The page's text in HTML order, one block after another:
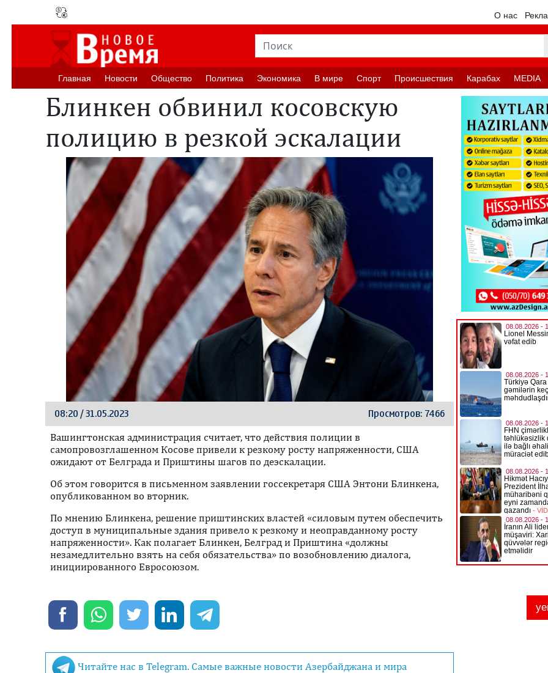
О нас
Главная Новости Oбщество Политика Экономика В мире Спорт Происшествия Карабах MEDIA
Блинкен обвинил косовскую
полицию в резкой эскалации
08:20 / 31.05.2023 Просмотров: 7466
Вашингтонская администрация считает, что действия полиции в
самопровозглашенном Косове привели к резкому росту напряженности, США
ожидают от Белграда и Приштины шагов по деэскалации.
Oб этом говорится в письменном заявлении госсекретаря США Энтони Блинкена,
опубликованном во вторник.
По мнению Блинкена, решение приштинских властей «силовым путем обеспечить
доступ в муниципальные здания привело к резкому и неоправданному росту
напряженности». Как полагает Блинкен, Белград и Приштина «должны
незамедлительно взять на себя обязательства» по возобновлению диалога,
инициированного Евросоюзом.
Читайте нас в Telegram. Самые важные новости Азербайджана и мира